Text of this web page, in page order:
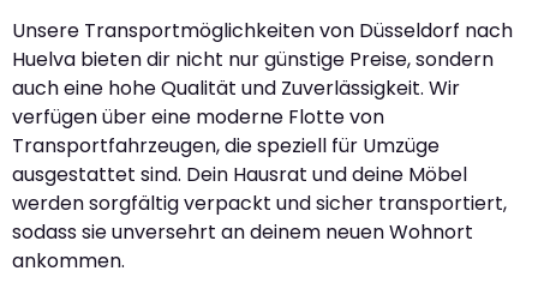
Unsere Transportmöglichkeiten von Düsseldorf nach
Huelva bieten dir nicht nur günstige Preise, sondern
auch eine hohe Qualität und Zuverlässigkeit. Wir
verfügen über eine moderne Flotte von
Transportfahrzeugen, die speziell für Umzüge
ausgestattet sind. Dein Hausrat und deine Möbel
werden sorgfältig verpackt und sicher transportiert,
sodass sie unversehrt an deinem neuen Wohnort
ankommen.